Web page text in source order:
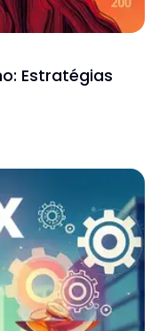
Estratégias